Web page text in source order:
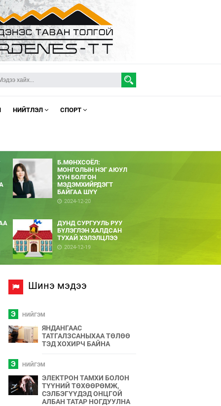
НИЙТЛЭЛ СПОРТ
Б.МӨНХСОЁЛ:
МОНГОЛЫН НЭГ АЮУЛ
ХҮН БОЛГОН
МЭДЭМХИЙРДЭГТ
БАЙГАА ШҮҮ
2024-12-20
ДУНД СУРГУУЛЬ РУУ
БҮЛЭГЛЭН ХАЛДСАН
ТУХАЙ ХЭЛЭЛЦЛЭЭ
2024-12-19
Шинэ мэдээ
Э НИЙГЭМ
ЯНДАНГААС
ТАТГАЛЗСАНЫХАА ТӨЛӨӨ
ТЭД ХОХИРЧ БАЙНА
Э НИЙГЭМ
ЭЛЕКТРОН ТАМХИ БОЛОН
ТҮҮНИЙ ТӨХӨӨРӨМЖ,
СЭЛБЭГҮҮДЭД ОНЦГОЙ
АЛБАН ТАТАР НОГДУУЛНА